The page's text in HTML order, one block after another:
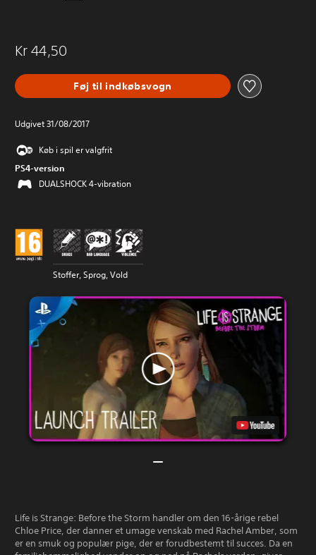
Kr 44,50
Føj til indkøbsvogn
Udgivet 31/08/2017
Køb i spil er valgfrit
PS4-version
DUALSHOCK 4-vibration
Stoffer, Sprog, Vold
Life is Strange: Before the Storm handler om den 16-årige rebel
Chloe Price, der danner et umage venskab med Rachel Amber, som
er en smuk og populær pige, der er forudbestemt til succes. Da en